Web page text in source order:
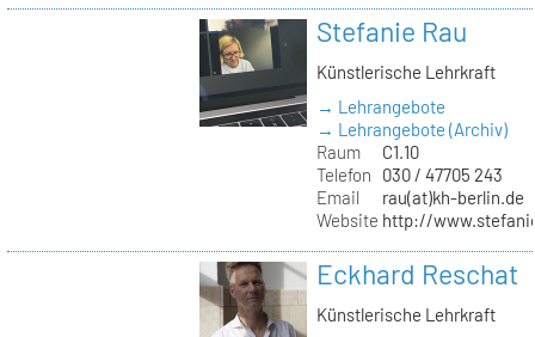
Stefanie Rau
Künstlerische Lehrkraft
→ Lehrangebote
→ Lehrangebote (Archiv)
Raum
C1.10
Telefon
030 / 47705 243
Email
rau(at)kh-berlin.de
Website http://
Eckhard Reschat
Künstlerische Lehrkraft